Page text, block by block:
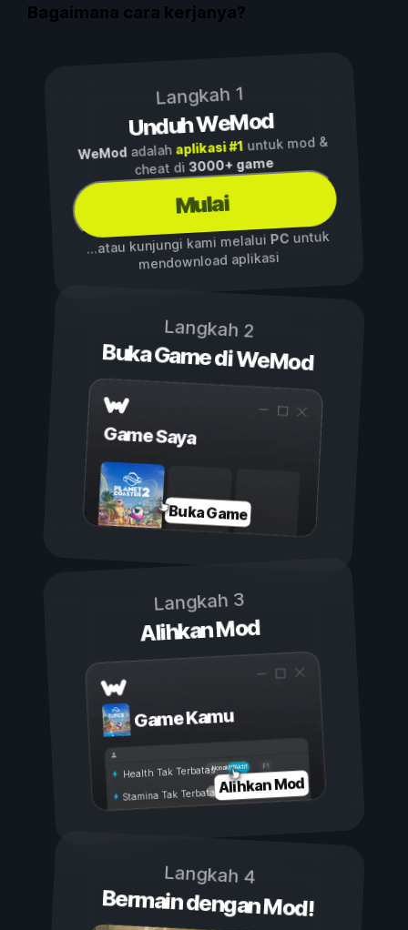
Bagaimana cara kerjanya?
Langkah 1
Unduh WeMod
WeModadalah aplikasi #1untuk mod &
cheat di3000+ game
Mulai
...atau kunjungi kami melalui PCuntuk
mendownload aplikasi
Langkah 2
Buka Game di WeMod
Game Saya
Buka Game
Langkah 3
Alihkan Mod
Game Kamu
Aktif
Nonaktif
Health Tak Terbatas
Stamina Tak TerbatasAlihkan Mod
Langkah 4
Bermain dengan Mod!